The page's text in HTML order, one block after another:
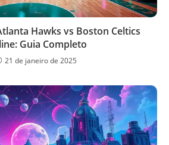
Hawks vs Boston Celtics
Guia Completo
21 de janeiro de 2025